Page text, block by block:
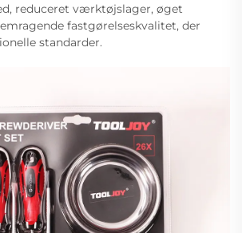
reduceret værktøjslager, øget
fastgørelseskvalitet, der
standarder.